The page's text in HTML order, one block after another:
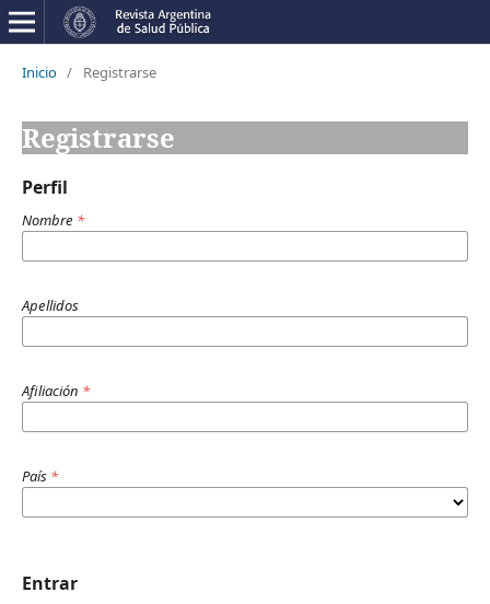
Inicio / Registrarse
Registrarse
Perfil
Nombre *
Apellidos
Afiliación *
País *
Entrar